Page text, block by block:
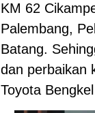
KM 62
Palembang,
Batang.
dan perbaikan
Toyota